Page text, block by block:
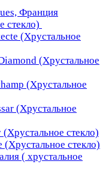
Франция
стекло)
(Хрустальное
(Хрустальное
(Хрустальное
(Хрустальное
стекло)
стекло)
( хрустальное